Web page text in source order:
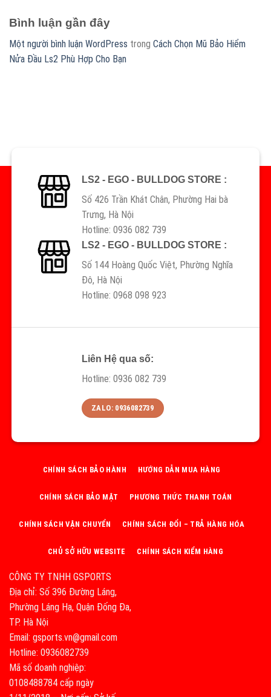
Bình luận gần đây
Một người bình luận WordPress trong Cách Chọn Mũ Bảo Hiểm
Nửa Đầu Ls2 Phù Hợp Cho Bạn
LS2 - EGO - BULLDOG STORE :
Số 426 Trần Khát Chân, Phường Hai bà
Trưng, Hà Nội
Hotline: 0936 082 739
LS2 - EGO - BULLDOG STORE :
Số 144 Hoàng Quốc Việt, Phường Nghĩa
Đô, Hà Nội
Hotline: 0968 098 923
Liên Hệ qua số:
Hotline: 0936 082 739
ZALO: 0936082739
CÔNG TY TNHH GSPORTS
Địa chỉ: Số 396 Đường Láng,
Phường Láng Hạ, Quận Đống Đa,
TP. Hà Nội
Email: gsports.vn@gmail.com
Hotline: 0936082739
Mã số doanh nghiệp:
0108488784 cấp ngày
CHÍNH SÁCH BẢO HÀNH HƯỚNG DẪN MUA HÀNG
CHÍNH SÁCH BẢO MẬT PHƯƠNG THỨC THANH TOÁN
CHÍNH SÁCH VẬN CHUYỂN CHÍNH SÁCH ĐỔI – TRẢ HÀNG HÓA
CHỦ SỞ HỮU WEBSITE CHÍNH SÁCH KIỂM HÀNG